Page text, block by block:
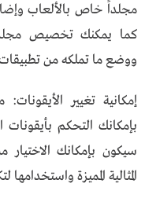
مجلداً خاص بالألعاب
كما يمكنك تخصيص
ووضع ما تملكه من
إمكانية تغيير
بإمكانك التحكم
سيكون بإمكانك
المثالية المميزة